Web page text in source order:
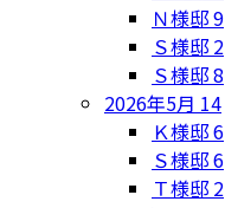
Ｎ様邸9
Ｓ様邸 2
Ｓ様邸8
2026年5月 14
Ｋ様邸6
Ｓ様邸6
Ｔ様邸 2